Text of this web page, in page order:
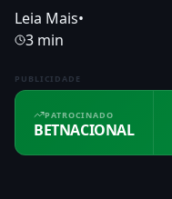
Leia Mais•
3 min
PUBLICIDADE
PATROCINADO
BETNACIONAL